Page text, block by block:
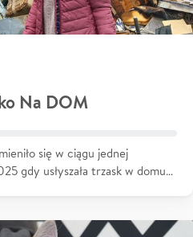
Na DOM
się w ciągu jednej
gdy usłyszała trzask w domu…